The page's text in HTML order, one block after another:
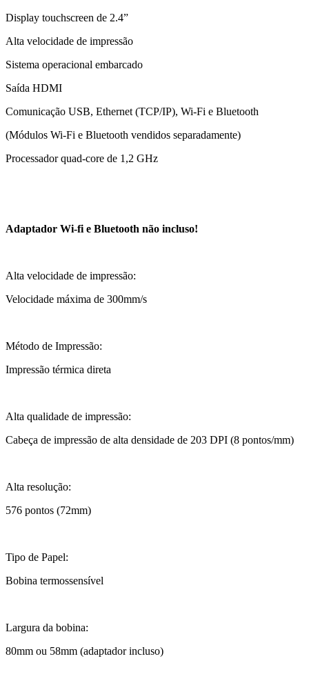
Display touchscreen de 2.4”
Alta velocidade de impressão
Sistema operacional embarcado
Saída HDMI
Comunicação USB, Ethernet (TCP/IP), Wi-Fi e Bluetooth
(Módulos Wi-Fi e Bluetooth vendidos separadamente)
Processador quad-core de 1,2 GHz
Adaptador Wi-fi e Bluetooth não incluso!
Alta velocidade de impressão:
Velocidade máxima de 300mm/s
Método de Impressão:
Impressão térmica direta
Alta qualidade de impressão:
Cabeça de impressão de alta densidade de 203 DPI (8 pontos/mm)
Alta resolução:
576 pontos (72mm)
Tipo de Papel:
Bobina termossensível
Largura da bobina:
80mm ou 58mm (adaptador incluso)